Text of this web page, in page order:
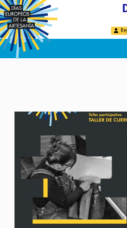
Pasar